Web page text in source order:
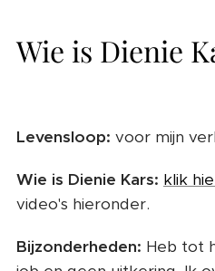
Wie is Dienie
Levensloop: voor mijn
Wie is Dienie Kars: klik
video's hieronder.
Bijzonderheden: Heb tot